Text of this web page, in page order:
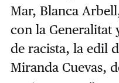
Mar, Blanca
con la Generalitat
de racista, la edil
Miranda Cuevas,